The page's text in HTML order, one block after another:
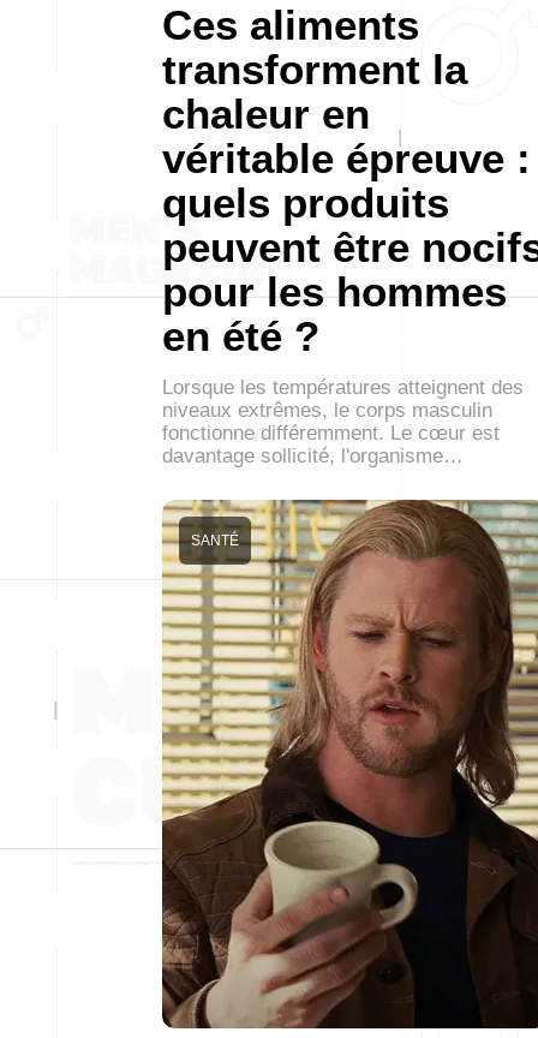
Ces aliments
transforment la
chaleur en
véritable épreuve :
quels produits
peuvent être
pour les hommes
en été ?
Lorsque les températures atteignent des
niveaux extrêmes, le corps masculin
fonctionne différemment. Le cœur est
davantage sollicité, l'organisme…
SANTÉ